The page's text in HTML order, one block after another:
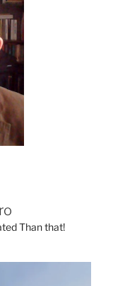
Than that!